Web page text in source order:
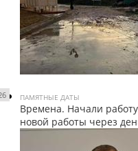
ПАМЯТНЫЕ ДАТЫ
Времена. Начали
новой работы через